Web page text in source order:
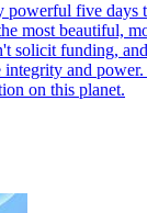
powerful five days
most beautiful,
solicit funding,
integrity and
on this planet.